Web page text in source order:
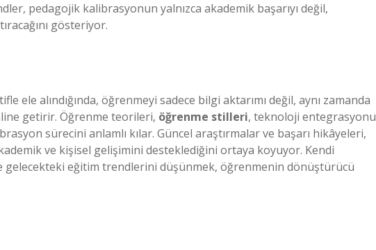
pedagojik kalibrasyonun yalnızca akademik başarıyı değil,
gösteriyor.
ele alındığında, öğrenmeyi sadece bilgi aktarımı değil, aynı zamanda
getirir. Öğrenme teorileri, öğrenme stilleri, teknoloji entegrasyonu
sürecini anlamlı kılar. Güncel araştırmalar ve başarı hikâyeleri,
ve kişisel gelişimini desteklediğini ortaya koyuyor. Kendi
eğitim trendlerini düşünmek, öğrenmenin dönüştürücü